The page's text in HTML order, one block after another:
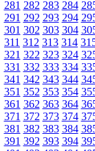
281 282 283 284
291 292 293 294
301 302 303 304
311 312 313 314
321 322 323 324
331 332 333 334
341 342 343 344
351 352 353 354
361 362 363 364
371 372 373 374
381 382 383 384
391 392 393 394